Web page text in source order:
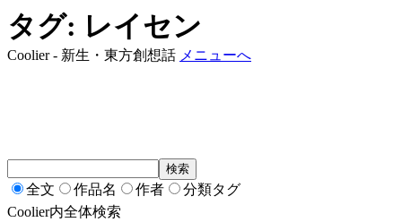
タグ: レイセン
Coolier - 新生・東方創想話 メニューへ
全文 作品名 作者
分類タグ
Coolier内全体検索